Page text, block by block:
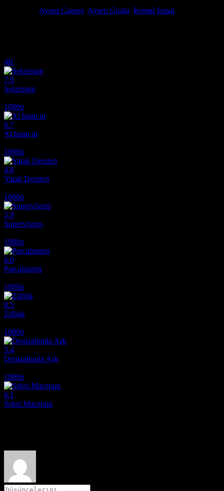
Aysen Cansev, Aysen Gruda Kemal Sunal
4K
7.9
Şekerpare
1080p
6.7
Xi huan ni
1080p
4.6
Yatak Dersleri
1080p
5.9
Supervixens
1080p
6.0
Parçalanmış
1080p
8.5
Zübük
1080p
5.4
Denizaltında Aşk
1080p
6.1
Seksi Maceram